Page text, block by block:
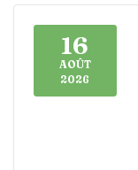
16
AOÛT
2026